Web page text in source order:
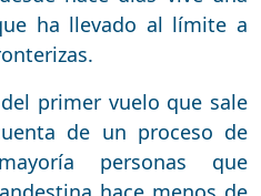
ha llevado al límite a
primer vuelo que sale
de un proceso de
personas que